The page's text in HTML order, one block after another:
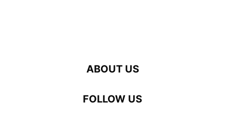
ABOUT US
FOLLOW US